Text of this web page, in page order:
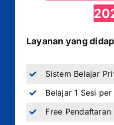
Layanan yang
Sistem Belajar
Belajar 1 Sesi
Free Pendaftaran